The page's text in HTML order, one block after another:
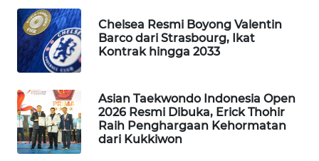
Chelsea Resmi Boyong Valentin
Barco dari Strasbourg, Ikat
Kontrak hingga 2033
Asian Taekwondo Indonesia Open
2026 Resmi Dibuka, Erick Thohir
Raih Penghargaan Kehormatan
dari Kukkiwon
WAHANA
PERSONA
WAHANA
WAHANA
HEALTH